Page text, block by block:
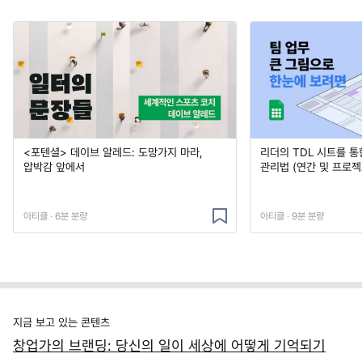
<포텐셜> 데이브 알레드: 도망가지 마라,
압박감 앞에서
아티클 · 6분 분량
리더의 TDL 시트를
관리법 (연간 및 프로
아티클 · 9분 분량
지금 보고 있는 콘텐츠
창업가의 브랜딩: 당신의 일이 세상에 어떻게 기억되기